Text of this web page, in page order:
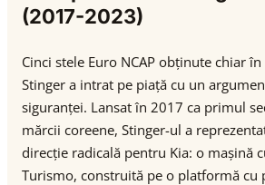
(2017-2023)
Cinci stele Euro NCAP obținute chiar
Stinger a intrat pe piață cu un
siguranței. Lansat în 2017 ca primul
mărcii coreene, Stinger-ul a
direcție radicală pentru Kia: o mașină
Turismo, construită pe o platformă cu